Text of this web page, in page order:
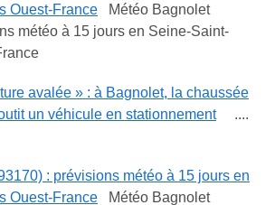
Ouest-France Météo Bagnolet
météo à 15 jours en Seine-Saint-
avalée » : à Bagnolet, la chaussée
un véhicule en stationnement....
: prévisions météo à 15 jours en
Ouest-France Météo Bagnolet